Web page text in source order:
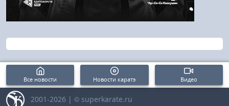
Все новости Новости каратэ Видео
2001-2026 | © superkarate.ru